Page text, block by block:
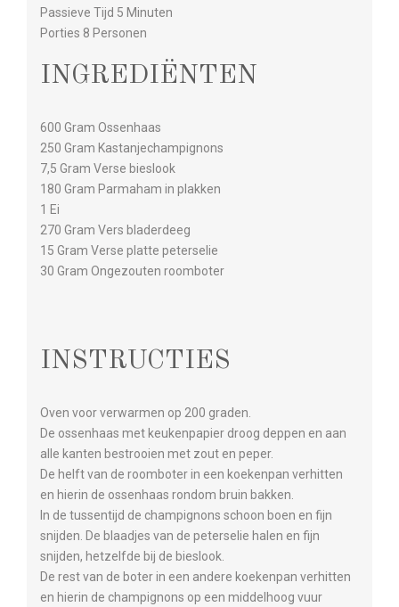
Passieve Tijd 5 Minuten
Porties 8 Personen
INGREDIËNTEN
600 Gram Ossenhaas
250 Gram Kastanjechampignons
7,5 Gram Verse bieslook
180 Gram Parmaham in plakken
1 Ei
270 Gram Vers bladerdeeg
15 Gram Verse platte peterselie
30 Gram Ongezouten roomboter
INSTRUCTIES
Oven voor verwarmen op 200 graden.
De ossenhaas met keukenpapier droog deppen en aan
alle kanten bestrooien met zout en peper.
De helft van de roomboter in een koekenpan verhitten
en hierin de ossenhaas rondom bruin bakken.
In de tussentijd de champignons schoon boen en fijn
snijden. De blaadjes van de peterselie halen en fijn
snijden, hetzelfde bij de bieslook.
De rest van de boter in een andere koekenpan verhitten
en hierin de champignons op een middelhoog vuur